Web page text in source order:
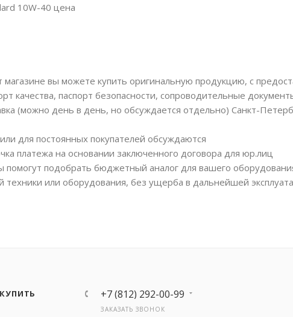
10W-40 цена
вы можете купить оригинальную продукцию, с
качества, паспорт безопасности, сопроводительные
(можно день в день, но обсуждается отдельно) Санкт-
для постоянных покупателей обсуждаются
платежа на основании заключенного договора для юр.лиц
помогут подобрать бюджетный аналог для вашего
техники или оборудования, без ущерба в дальнейшей
+7 (812) 292-00-99
ЗАКАЗАТЬ ЗВОНОК